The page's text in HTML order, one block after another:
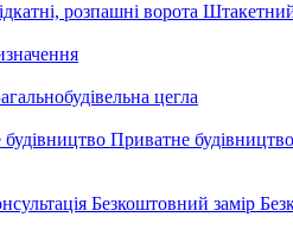
розпашні ворота
цегла
Приватне будівництво
Безкоштовний замір